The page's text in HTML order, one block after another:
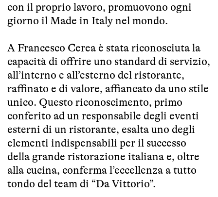
con il proprio lavoro, promuovono ogni
giorno il Made in Italy nel mondo.
A Francesco Cerea è stata riconosciuta la
capacità di offrire uno standard di servizio,
all’interno e all’esterno del ristorante,
raffinato e di valore, affiancato da uno stile
unico. Questo riconoscimento, primo
conferito ad un responsabile degli eventi
esterni di un ristorante, esalta uno degli
elementi indispensabili per il successo
della grande ristorazione italiana e, oltre
alla cucina, conferma l’eccellenza a tutto
tondo del team di “Da Vittorio”.